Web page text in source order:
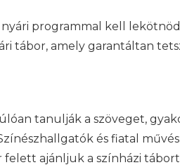
programmal kell
tábor, amely garantáltan
tanulják a szöveget,
és fiatal
ajánljuk a színházi